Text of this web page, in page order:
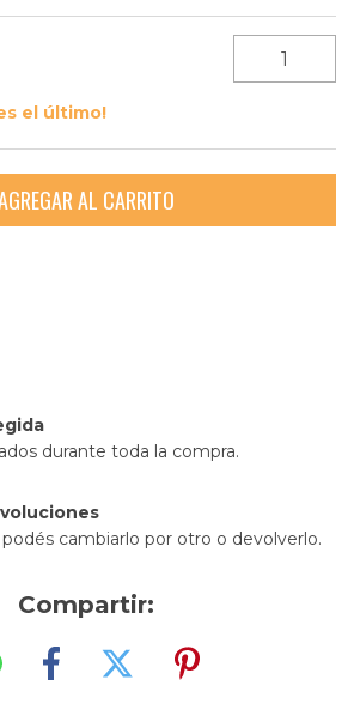
el último!
durante toda la compra.
cambiarlo por otro o devolverlo.
Compartir: